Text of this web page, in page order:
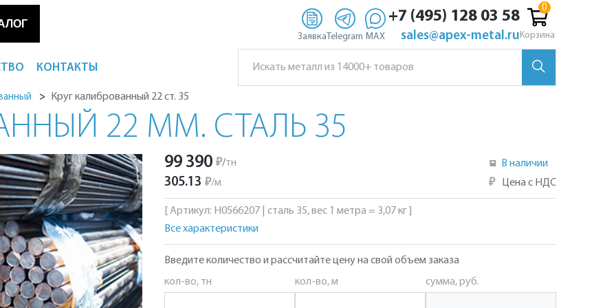
Заявка Telegram MAX
+7 (495) 128 03 58
sales@apex-metal.ru Корзина
КОНТАКТЫ
Круг калиброванный 22 ст. 35
22 ММ. СТАЛЬ 35
99 390 ₽/тн
305.13 ₽/м
В наличии
₽
Цена с НДС
[ Артикул: Н0566207 | сталь 35, вес 1 метра = 3,07 кг ]
Все характеристики
Введите количество и рассчитайте цену на свой объем заказа
кол-во, тн
кол-во, м сумма, руб.